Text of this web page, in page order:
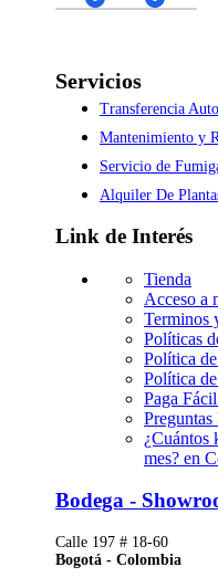
Servicios
Transferencia
Mantenimiento y
Servicio de
Alquiler De
Link de Interés
Tienda
Acceso a
Terminos
Políticas
Política
Política
Paga
Preguntas
¿Cuántos
mes? en
Bodega -
Calle 197 # 18-60
Bogotá - Colombia